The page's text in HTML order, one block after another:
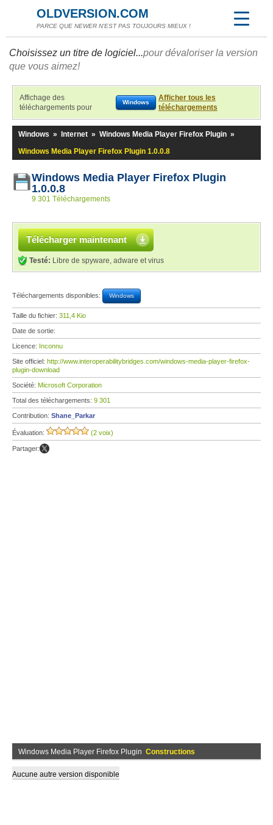
OLDVERSION.COM
PARCE QUE NEWER N'EST PAS TOUJOURS MIEUX !
Choisissez un titre de logiciel...pour dévaloriser la version
que vous aimez!
Affichage des
téléchargements pour
Windows
Afficher tous les
téléchargements
Windows » Internet » Windows Media Player Firefox Plugin »
Windows Media Player Firefox Plugin 1.0.0.8
Windows Media Player Firefox Plugin
1.0.0.8
9 301 Téléchargements
Télécharger maintenant
Testé: Libre de spyware, adware et virus
Téléchargements disponibles: Windows
Taille du fichier: 311,4 Kio
Date de sortie:
Licence: Inconnu
Site officiel: http://www.interoperabilitybridges.com/windows-media-player-firefox-
plugin-download
Société: Microsoft Corporation
Total des téléchargements: 9 301
Contribution: Shane_Parkar
Évaluation: (2 voix)
Partager:
Windows Media Player Firefox Plugin Constructions
Aucune autre version disponible